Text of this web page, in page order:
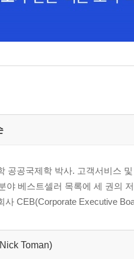
공공국제학 박사. 고객서비스
야 베스트셀러 목록에 세 권의
사 CEB(Corporate Executive
Toman)